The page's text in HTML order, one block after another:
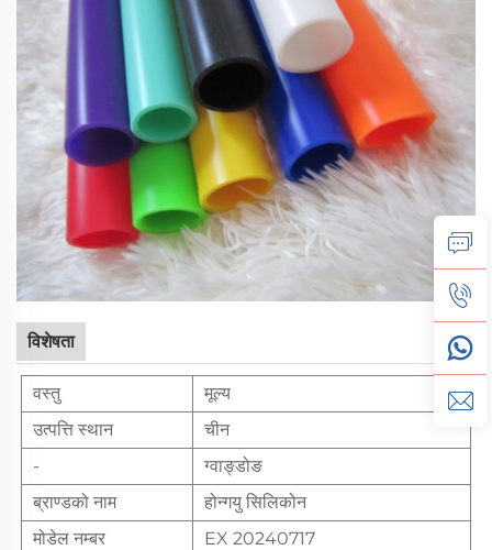
विशेषता
वस्तु
मूल्य
उत्पत्ति स्थान
चीन
-
ग्वाङ्डोङ
ब्राण्डको नाम
होन्गयु सिलिकोन
मोडेल नम्बर
EX 20240717